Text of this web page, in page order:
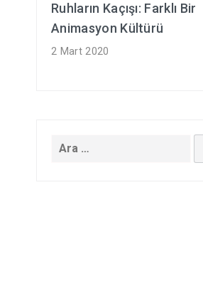
Ruhların Kaçışı: Farklı Bir
Animasyon Kültürü
2 Mart 2020
Arama: